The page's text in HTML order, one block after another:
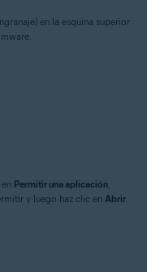
en la esquina superior
Permitir una aplicación
y luego haz clic en Abrir